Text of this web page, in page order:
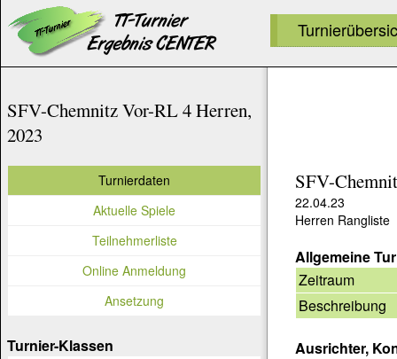
SFV-
22.04.23
Herren Rangliste
Allgemeine
Zeitraum
Beschreibung
Ausrichter,
SFV-Chemnitz Vor-RL 4 Herren,
2023
Turnierdaten
Aktuelle Spiele
Teilnehmerliste
Online Anmeldung
Ansetzung
Turnier-Klassen